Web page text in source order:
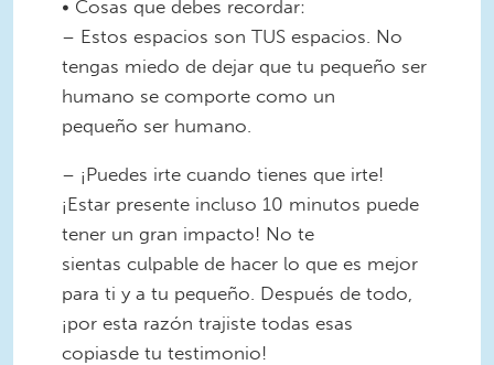
• Cosas que debes recordar:
– Estos espacios son TUS espacios. No
tengas miedo de dejar que tu pequeño ser
humano se comporte como un
pequeño ser humano.
– ¡Puedes irte cuando tienes que irte!
¡Estar presente incluso 10 minutos puede
tener un gran impacto! No te
sientas culpable de hacer lo que es mejor
para ti y a tu pequeño. Después de todo,
¡por esta razón trajiste todas esas
copiasde tu testimonio!